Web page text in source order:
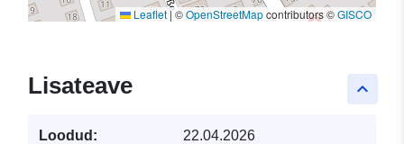
Leaflet|©OpenStreetMapcontributors ©GISCO
keyboard_arrow_up
Lisateave
Loodud: 22.04.2026